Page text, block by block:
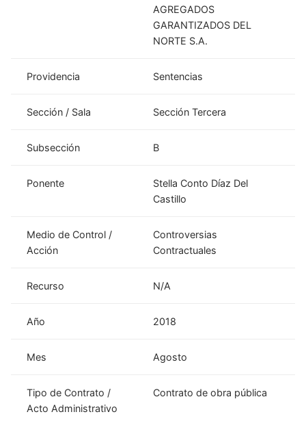
AGREGADOS
GARANTIZADOS DEL
NORTE S.A.
Providencia Sentencias
Sección / Sala Sección Tercera
Subsección B
Ponente
Stella Conto Díaz Del
Castillo
Medio de Control /
Acción
Controversias
Contractuales
Recurso N/A
Año 2018
Mes Agosto
Tipo de Contrato /
Acto Administrativo
Contrato de obra pública